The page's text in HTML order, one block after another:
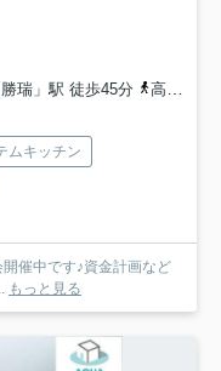
瑞」駅 徒歩45分 高徳線「佐古」駅 徒歩63分
ムキッチン
催中です♪資金計画など
もっと見る